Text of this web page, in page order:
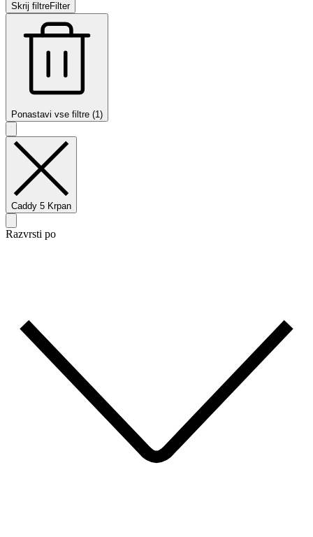
Skrij filtreFilter
Ponastavi vse filtre (1)
Caddy 5 Krpan
Razvrsti po